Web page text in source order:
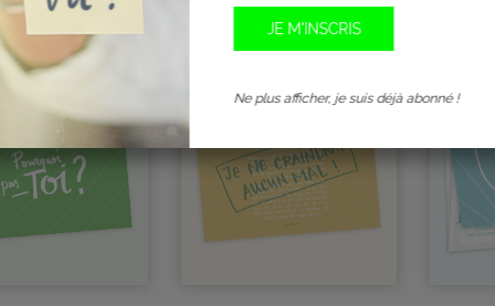
Ne plus afficher, je suis déjà abonné !